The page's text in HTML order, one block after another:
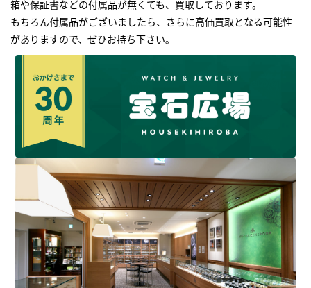
箱や保証書などの付属品が無くても、買取しております。
もちろん付属品がございましたら、さらに高価買取となる可能性
がありますので、ぜひお持ち下さい｡